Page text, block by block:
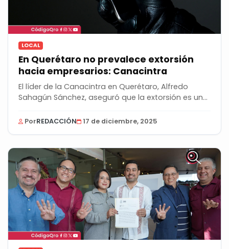
LOCAL
En Querétaro no prevalece extorsión
hacia empresarios: Canacintra
El líder de la Canacintra en Querétaro, Alfredo
Sahagún Sánchez, aseguró que la extorsión es un...
PorREDACCIÓN 17 de diciembre, 2025